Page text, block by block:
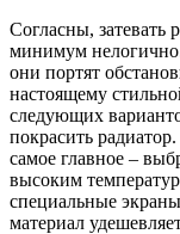
Согласны, затевать
минимум
они портят
настоящему
следующих
покрасить
самое главное –
высоким
специальные
материал